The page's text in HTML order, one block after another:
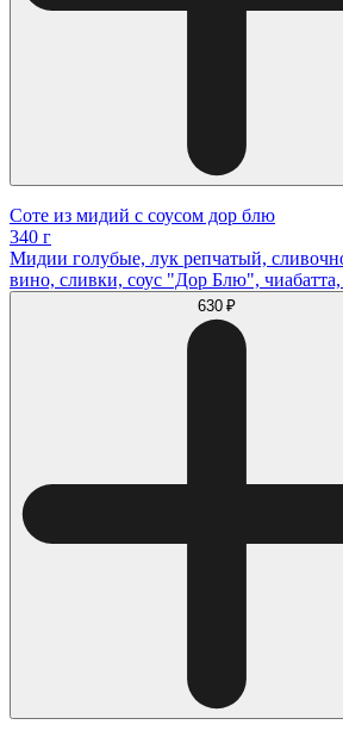
Соте из мидий с соусом дор блю
340 г
Мидии голубые, лук репчатый,
вино, сливки, соус "Дор Блю", чиабатта,
630 ₽